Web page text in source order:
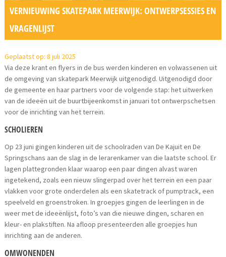
VERNIEUWING SKATEPARK MEERWIJK: ONTWERPSESSIES EN
VRAGENLIJST
Geplaatst op: 8 juli 2025
Via deze krant en flyers in de bus werden kinderen en volwassenen uit
de omgeving van skatepark Meerwijk uitgenodigd. Uitgenodigd door
de gemeente en haar partners voor de volgende stap: het uitwerken
van de ideeën uit de buurtbijeenkomst in januari tot ontwerpschetsen
voor de inrichting van het terrein.
SCHOLIEREN
Op 23 juni gingen kinderen uit de schoolraden van De Kajuit en De
Springschans aan de slag in de lerarenkamer van die laatste school. Er
lagen plattegronden klaar waarop een paar dingen alvast waren
ingetekend, zoals een nieuw slingerpad over het terrein en een paar
vlakken voor grote onderdelen als een skatetrack of pumptrack, een
speelveld en groenstroken. In groepjes gingen de leerlingen in de
weer met de ideeënlijst, foto’s van die nieuwe dingen, scharen en
kleur- en plakstiften. Na afloop presenteerden alle groepjes hun
inrichting aan de anderen.
OMWONENDEN